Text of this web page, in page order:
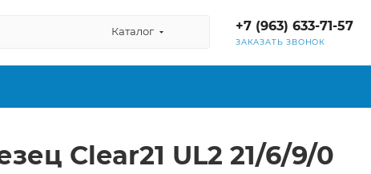
Каталог +7 (963) 633-71-57
ЗАКАЗАТЬ ЗВОНОК
Сlear21 UL2 21/6/9/0